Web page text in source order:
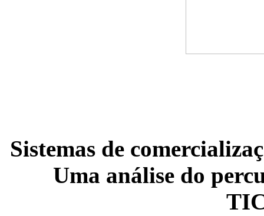
Sistemas de
Uma análise do